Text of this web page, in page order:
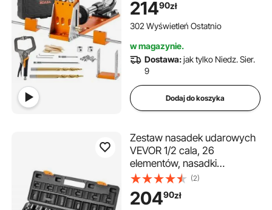
kieszeniowych i otworów
pochyłych, pomoc do
21490zł
302 Wyświetleń Ostatnio
w magazynie.
Dostawa:jak tylko Niedz. Sier.
9
Dodaj do koszyka
Zestaw nasadek udarowych
VEVOR 1/2 cala, 26
elementów, nasadki
udarowe, nasadki płaskie,
nasadki 6-kątne, CR-V,
zestaw nasadek
(2)
20490zł